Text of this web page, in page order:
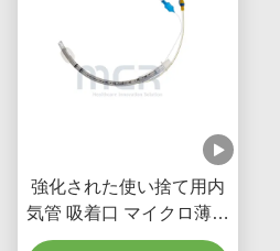
強化された使い捨て用内
気管 吸着口 マイクロ薄型
PUマッチ付き